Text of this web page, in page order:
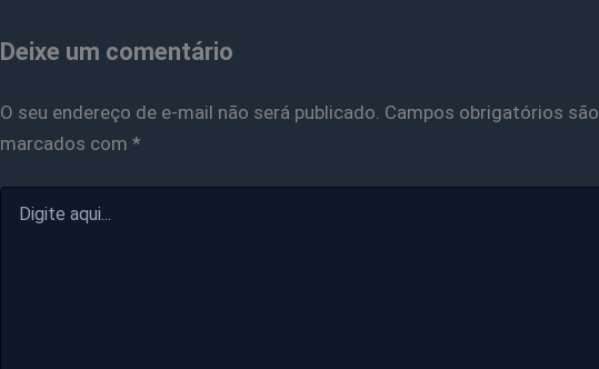
Deixe um comentário
O seu endereço de e-mail não será publicado. Campos obrigatórios são
marcados com *
aqui...